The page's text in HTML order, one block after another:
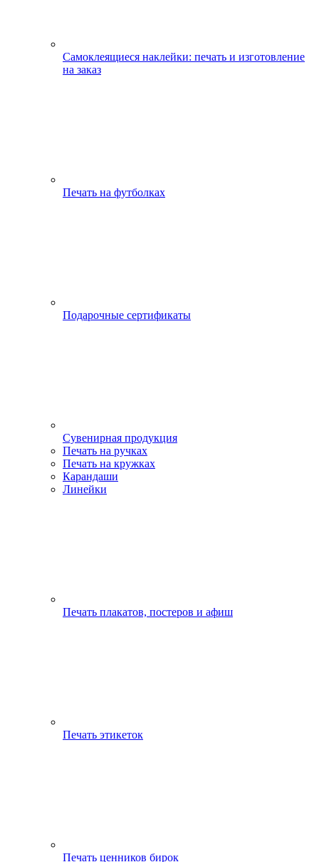
Самоклеящиеся наклейки: печать и изготовление
на заказ
Печать на футболках
Подарочные сертификаты
Сувенирная продукция
Печать на ручках
Печать на кружках
Карандаши
Линейки
Печать плакатов, постеров и афиш
Печать этикеток
Печать ценников бирок